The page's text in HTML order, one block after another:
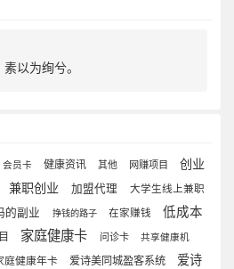
以为绚兮。
会员卡 健康资讯 其他 网赚项目
创业
兼职创业 加盟代理
大学生线上兼职
的副业 挣钱的路子 在家赚钱
低成本
家庭健康卡 问诊卡 共享健康机
庭健康年卡 爱诗美同城盈客系统
爱诗